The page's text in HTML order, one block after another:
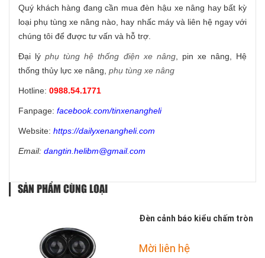
Quý khách hàng đang cần mua đèn hậu xe nâng hay bất kỳ
loại phụ tùng xe nâng nào, hay nhấc máy và liên hệ ngay với
chúng tôi để được tư vấn và hỗ trợ.
Đại lýphụ tùng hệ thống điện xe nâng, pin xe nâng, Hệ
thống thủy lực xe nâng, phụ tùng xe nâng
Hotline: 0988.54.1771
Fanpage: facebook.com/tinxenangheli
Website: https://dailyxenangheli.com
Email: dangtin.helibm@gmail.com
SẢN PHẨM CÙNG LOẠI
Đèn cảnh báo kiểu chấm tròn
Mời liên hệ